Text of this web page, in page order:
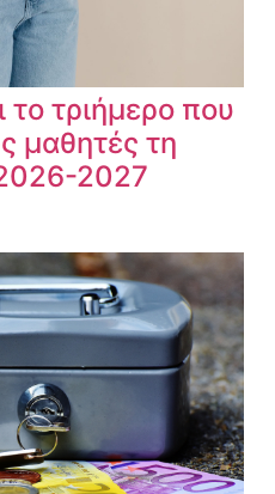
το τριήμερο που
μαθητές τη
2027